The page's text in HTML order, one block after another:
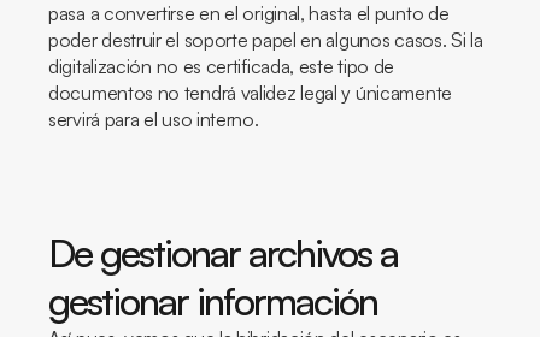
pasa a convertirse en el original, hasta el punto de
poder destruir el soporte papel en algunos casos. Si la
digitalización no es certificada, este tipo de
documentos no tendrá validez legal y únicamente
servirá para el uso interno.
De gestionar archivos a
gestionar información